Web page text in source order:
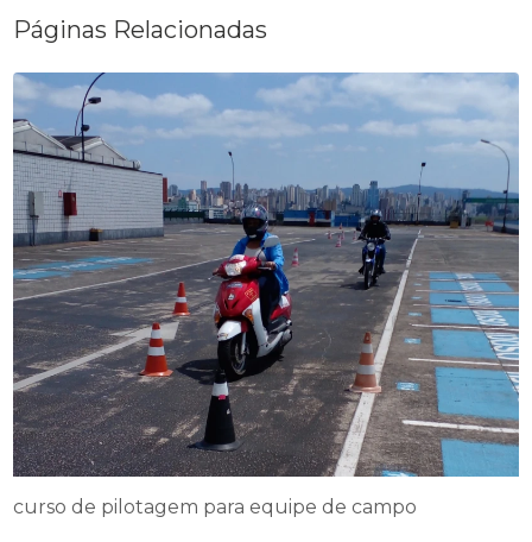
Páginas Relacionadas
curso de pilotagem para equipe de campo